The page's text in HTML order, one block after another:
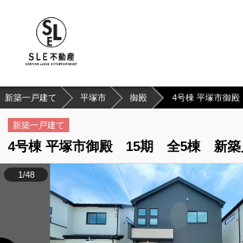
新築一戸建て 平塚市 御殿 4号棟 平塚市御
新築一戸建て
4号棟 平塚市御殿 15期 全5棟 新築
1/48